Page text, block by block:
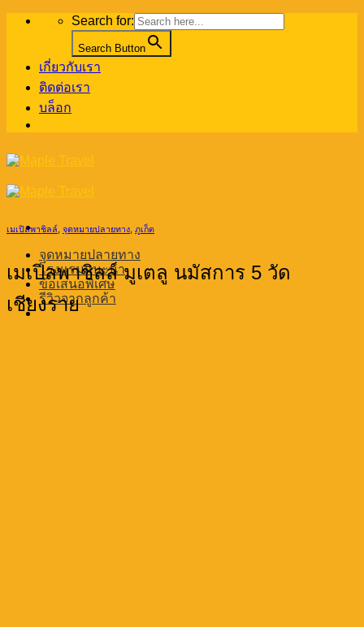
Skip
Search for:
Search Button
เกี่ยวกับเรา
ติดต่อเรา
บล็อก
จุดหมายปลายทาง
โรงแรมแนะนำ
ข้อเสนอพิเศษ
รีวิวจากลูกค้า
เมเปิลพาชิลล์ จุดหมายปลายทาง ภูเก็ต
เมเปิลพาชิลล์ มูเตลู นมัสการ 5 วัด
เชียงราย